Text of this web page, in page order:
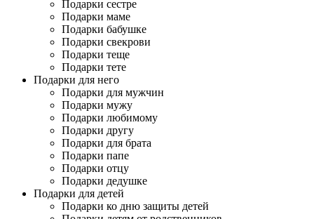
Подарки сестре
Подарки маме
Подарки бабушке
Подарки свекрови
Подарки теще
Подарки тете
Подарки для него
Подарки для мужчин
Подарки мужу
Подарки любимому
Подарки другу
Подарки для брата
Подарки папе
Подарки отцу
Подарки дедушке
Подарки для детей
Подарки ко дню защиты детей